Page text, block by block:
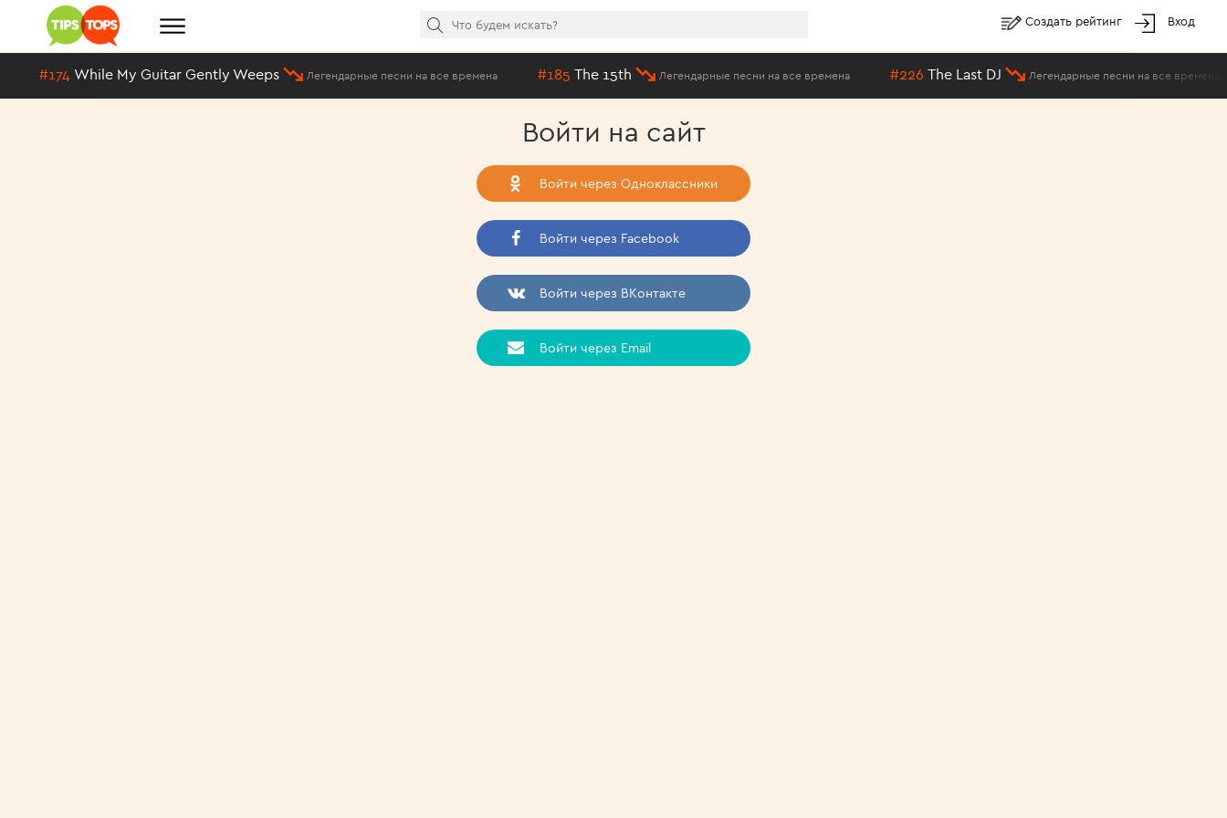
Создать рейтинг Вход
#174 While My Guitar Gently Weeps Легендарные песни на все времена #185 The 15th Легендарные песни на все времена #226 The Last DJ Легендарные песни на все времена
Войти на сайт
Войти через Одноклассники
Войти через Facebook
Войти через ВКонтакте
Войти через Email